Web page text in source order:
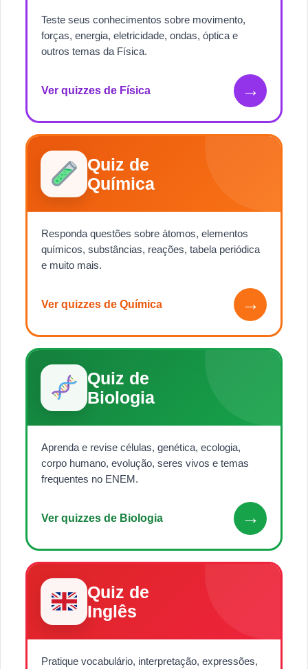
Teste seus conhecimentos sobre movimento,
forças, energia, eletricidade, ondas, óptica e
outros temas da Física.
Ver quizzes de Física →
Quiz de
Química
Responda questões sobre átomos, elementos
químicos, substâncias, reações, tabela periódica
e muito mais.
Ver quizzes de Química →
Quiz de
Biologia
Aprenda e revise células, genética, ecologia,
corpo humano, evolução, seres vivos e temas
frequentes no ENEM.
Ver quizzes de Biologia →
Quiz de
Inglês
Pratique vocabulário, interpretação, expressões,